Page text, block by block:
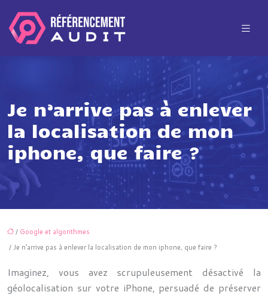
Je n’arrive pas à enlever
la localisation de mon
iphone, que faire ?
/ Google et algorithmes
/ Je n’arrive pas à enlever la localisation de mon iphone, que faire ?
Imaginez, vous avez scrupuleusement désactivé la
géolocalisation sur votre iPhone, persuadé de préserver